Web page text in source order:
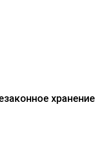
хранение